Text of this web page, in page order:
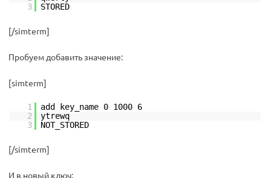
3
STORED
[/simterm]
Пробуем добавить значение:
[simterm]
1
add key_name 0 1000 6
2
ytrewq
3
NOT_STORED
[/simterm]
И в новый ключ: